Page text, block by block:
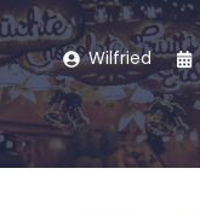
Wilfried